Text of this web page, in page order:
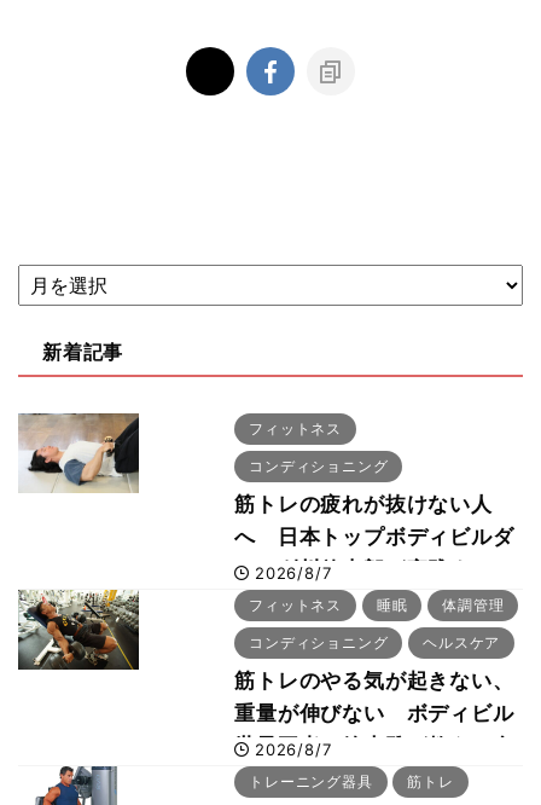
新着記事
フィットネス
コンディショニング
筋トレの疲れが抜けない人
へ 日本トップボディビルダ
ー・刈川啓志郎が実践する
「回復習慣」
2026/8/7
フィットネス 睡眠 体調管理
コンディショニング ヘルスケア
筋トレのやる気が起きない、
重量が伸びない ボディビル
世界王者・鈴木雅が教える食
事・睡眠・呼吸の整え方
2026/8/7
トレーニング器具 筋トレ